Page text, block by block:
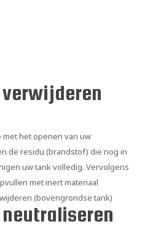
het openen van uw
de residu (brandstof) die nog in
uw tank volledig. Vervolgens
met inert materiaal
(bovengrondse tank)